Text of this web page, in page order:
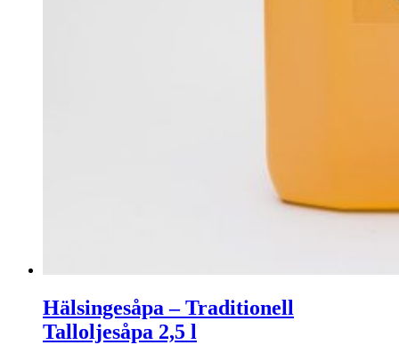
Hälsingesåpa – Traditionell
Talloljesåpa 2,5 l